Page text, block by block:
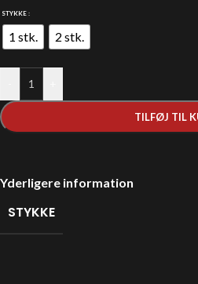
STYKKE
1 stk. 2 stk.
TILFØJ TIL
Yderligere information
STYKKE